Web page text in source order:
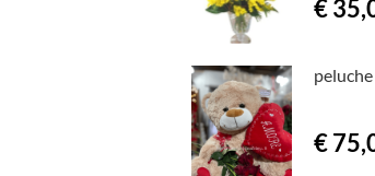
€
€